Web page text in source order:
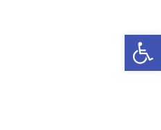
פתח סרגל נגישות